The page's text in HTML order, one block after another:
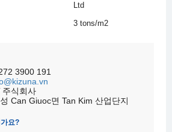
Ltd
3 tons/m2
3900 191
주식회사
Can Giuoc면 Tan Kim 산업단지
요?​